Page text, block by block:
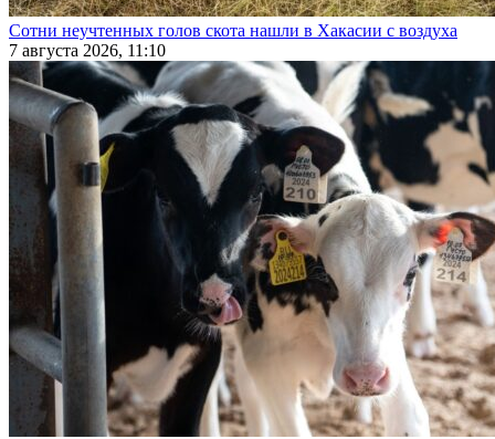
Сотни неучтенных голов скота нашли в Хакасии с воздуха
7 августа 2026, 11:10